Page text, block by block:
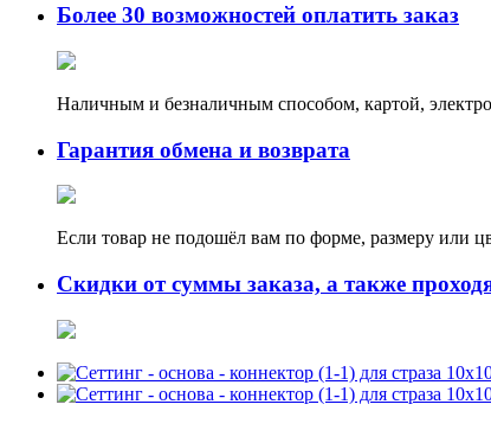
Более 30 возможностей оплатить заказ
Наличным и безналичным способом, картой,
Гарантия обмена и возврата
Если товар не подошёл вам по форме, размеру или
Скидки от суммы заказа, а также